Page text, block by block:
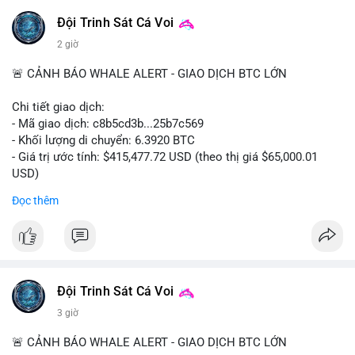
Đội Trinh Sát Cá Voi
2 giờ
🚨 CẢNH BÁO WHALE ALERT - GIAO DỊCH BTC LỚN
Chi tiết giao dịch:
- Mã giao dịch: c8b5cd3b...25b7c569
- Khối lượng di chuyển: 6.3920 BTC
- Giá trị ước tính: $415,477.72 USD (theo thị giá $65,000.01
USD)
nghìn USD được xác nhận trong mempool, mức chuyển động
khả năng là cá voi tái phân bổ tài sản giữa các ví nóng hoặc
chuẩn bị thanh khoản cho chiến lược giao dịch ngắn hạn. Nếu
bán có thể hình thành. Ngược lại, nếu BTC được chuyển sang
Đọc thêm
Đội Trinh Sát Cá Voi
3 giờ
🚨 CẢNH BÁO WHALE ALERT - GIAO DỊCH BTC LỚN